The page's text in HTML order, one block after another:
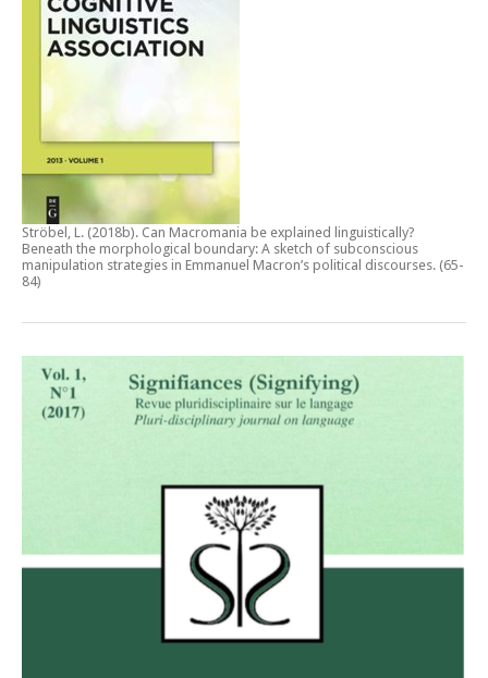
Ströbel, L. (2018b). Can Macromania be explained linguistically?
Beneath the morphological boundary: A sketch of subconscious
manipulation strategies in Emmanuel Macron’s political discourses. (65-
84)